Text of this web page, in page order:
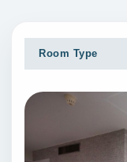
Room Type